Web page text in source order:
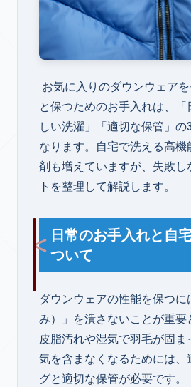
お気に入りのダウンウェア
と保つためのお手入れは、
しい洗濯」「適切な保管」
なります。自宅で洗える高
剤も増えていますが、失敗し
トを整理して解説します。
日常のお手入れと自
ついて
ダウンウェアの性能を保つに
み）」を潰さないことが重要
皮脂汚れや湿気で羽毛が固
気を含まなくなるためには、
グと適切な保管が必要です。